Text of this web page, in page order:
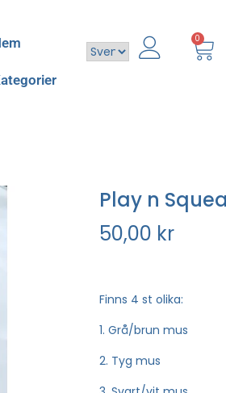
0
Play n
50,00 kr
Finns 4 st olika:
1. Grå/brun mus
2. Tyg mus